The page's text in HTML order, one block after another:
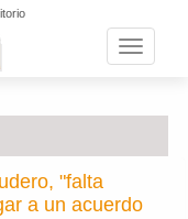
Toggle
"falta
a un acuerdo